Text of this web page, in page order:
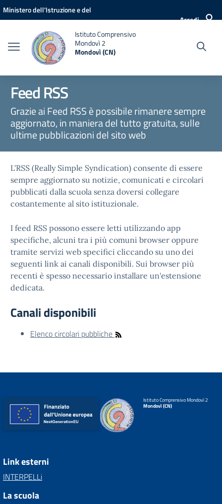
Vai ai contenuti
Vai al menu di navigazione
Vai al footer
Ministero dell'Istruzione e del
Accedi
Istituto Comprensivo
Mondovì 2
Mondovì (CN)
Feed RSS
Grazie ai Feed RSS è possibile rimanere sempre
aggiornato, in maniera del tutto gratuita, sulle
ultime pubblicazioni del sito web
L'RSS (Really Simple Syndication) consente di essere
sempre aggiornato su notizie, comunicati e circolari
pubblicati dalla scuola senza doversi collegare
costantemente al sito istituzionale.
I feed RSS possono essere letti utilizzando app
specifiche, alcuni tra i più comuni browser oppure
tramite servizi web specifici cliccando su uno dei
seguenti link ai canali disponibili. Sui browser più
recenti è spesso necessario installare un'estensione
dedicata.
Canali disponibili
Elenco circolari pubbliche
Istituto Comprensivo Mondovì 2
Mondovì (CN)
Link esterni
INTERPELLi
La scuola